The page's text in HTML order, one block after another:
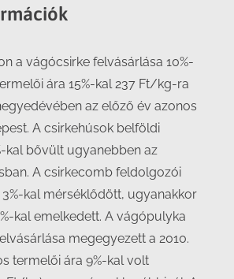
a vágócsirke felvásárlása 10%-
ára 15%-kal 237 Ft/kg-ra
az előző év azonos
A csirkehúsok belföldi
kal bővült ugyanebben az
A csirkecomb feldolgozói
kal mérséklődött, ugyanakkor
kal emelkedett. A vágópulyka
megegyezett a 2010.
termelői ára 9%-kal volt